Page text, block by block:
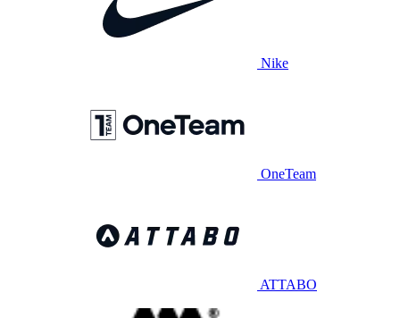
Nike
OneTeam
ATTABO